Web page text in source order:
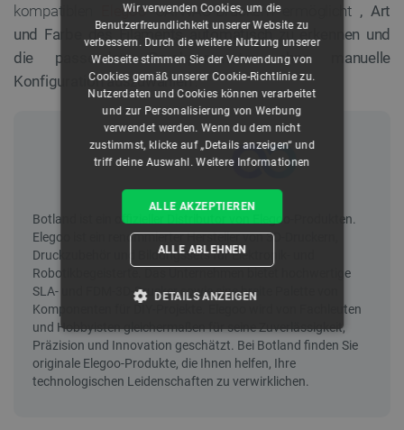
kompatiblen
ElegooCANVAS-Druckern ermöglicht , Art
und Farbe des Filaments automatisch zu erkennen und
die passenden Druckparameter ohne manuelle
Konfiguration auszuwählen.
Wir verwenden Cookies, um die
Benutzerfreundlichkeit unserer Website zu
verbessern. Durch die weitere Nutzung unserer
Webseite stimmen Sie der Verwendung von
Cookies gemäß unserer Cookie-Richtlinie zu.
Nutzerdaten und Cookies können verarbeitet
und zur Personalisierung von Werbung
verwendet werden. Wenn du dem nicht
zustimmst, klicke auf „Details anzeigen“ und
triff deine Auswahl.Weitere Informationen
ALLE AKZEPTIEREN
ALLE ABLEHNEN
DETAILS ANZEIGEN
UNBEDINGT ERFORDERLICH
PERFORMANCE